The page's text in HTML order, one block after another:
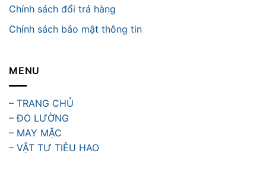
Chính sách đổi trả hàng
Chính sách bảo mật thông tin
MENU
– TRANG CHỦ
– ĐO LƯỜNG
– MAY MẶC
– VẬT TƯ TIÊU HAO